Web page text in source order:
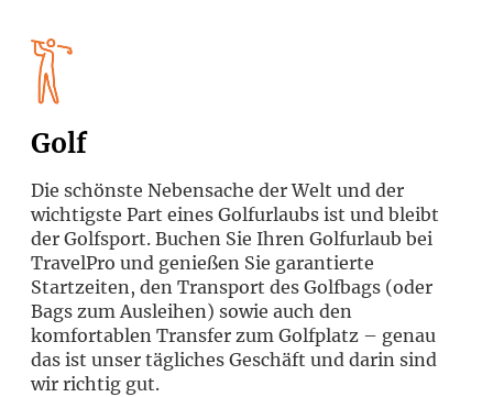
Golf
Die schönste Nebensache der Welt und der
wichtigste Part eines Golfurlaubs ist und bleibt
der Golfsport. Buchen Sie Ihren Golfurlaub bei
TravelPro und genießen Sie garantierte
Startzeiten, den Transport des Golfbags (oder
Bags zum Ausleihen) sowie auch den
komfortablen Transfer zum Golfplatz – genau
das ist unser tägliches Geschäft und darin sind
wir richtig gut.